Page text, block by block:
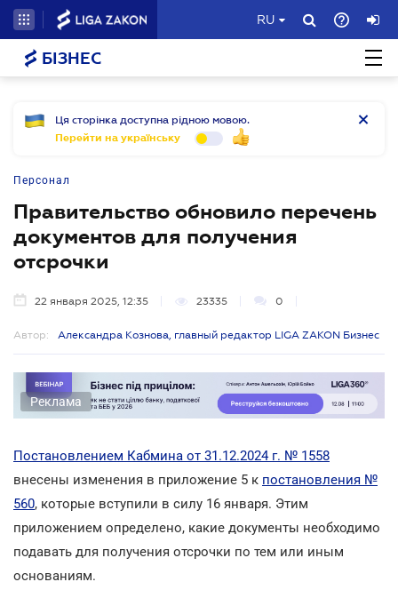
RU
БІЗНЕС
Ця сторінка доступна рідною мовою.
Перейти на українську
Персонал
Правительство обновило перечень
документов для получения
отсрочки
22 января 2025, 12:35 23335 0
Автор: Александра Кознова, главный редактор LIGA ZAKON Бизнес
Реклама
Постановлением Кабмина от 31.12.2024 г. № 1558
внесены изменения в приложение 5 к постановления №
560, которые вступили в силу 16 января. Этим
приложением определено, какие документы необходимо
подавать для получения отсрочки по тем или иным
основаниям.